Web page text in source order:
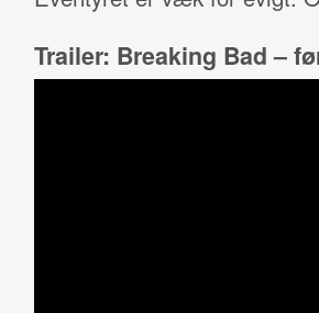
Trailer: Breaking Bad –